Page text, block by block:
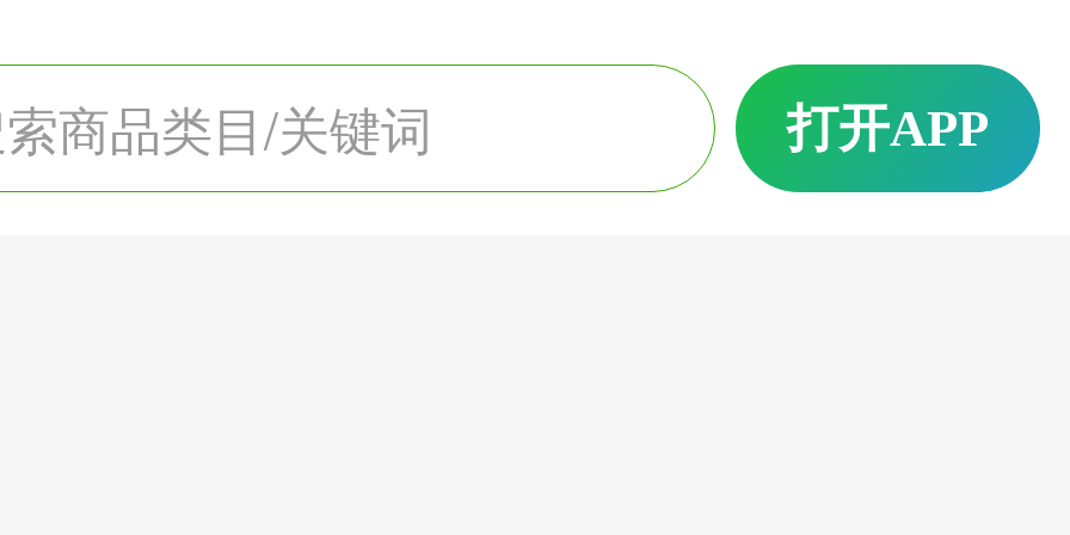
商品类目/关键词 打开APP